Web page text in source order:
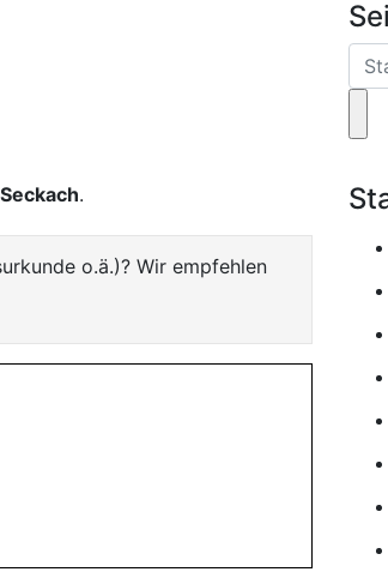
.
o.ä.)? Wir empfehlen